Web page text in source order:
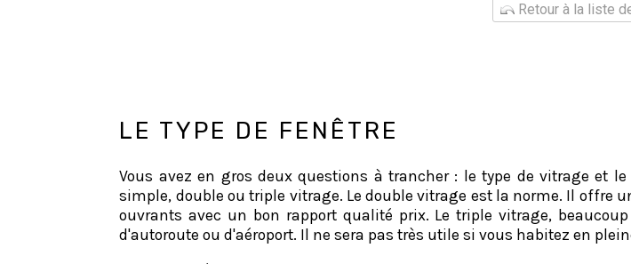
Retour à la liste
LE TYPE DE FENÊTRE
Vous avez en gros deux questions à trancher : le type de vitrage et
simple, double ou triple vitrage. Le double vitrage est la norme. Il offre
ouvrants avec un bon rapport qualité prix. Le triple vitrage,
d'autoroute ou d'aéroport. Il ne sera pas très utile si vous habitez en